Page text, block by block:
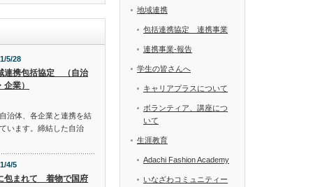
5/28
連携包括協定 （自治
企業）
治体、各企業と連携を結
います。締結した自治
4/5
包まれて 着物で国府
地域連携
包括連携協定 連携事業
連携事業-報告
学生の皆さんへ
キャリアプラスについて
ボランティア、講座につ
いて
生涯教育
Adachi Fashion Academy
いなざわコミュニティー